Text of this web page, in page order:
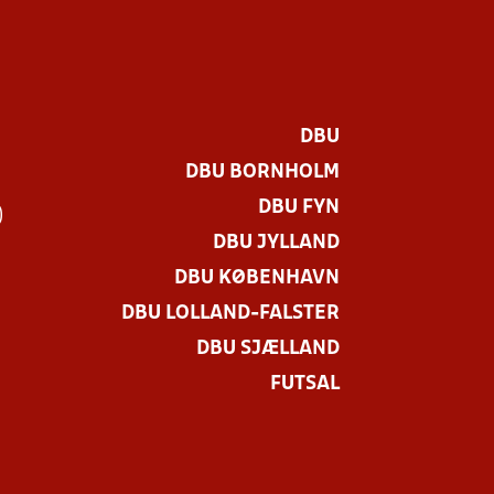
DBU
DBU BORNHOLM
DBU FYN
DBU JYLLAND
DBU KØBENHAVN
DBU LOLLAND-FALSTER
DBU SJÆLLAND
FUTSAL